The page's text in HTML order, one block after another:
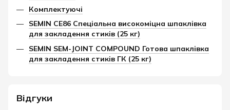
Комплектуючі
SEMIN CE86 Спеціальна високоміцна шпаклівка
для закладення стиків (25 кг)
SEMIN SEM-JOINT COMPOUND Готова шпаклівка
для закладення стиків ГК (25 кг)
Відгуки